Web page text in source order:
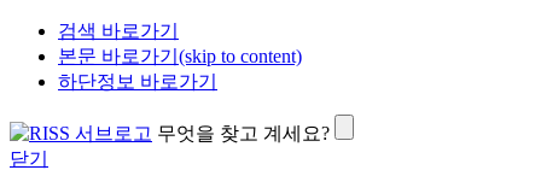
검색 바로가기
본문 바로가기(skip to content)
하단정보 바로가기
무엇을 찾고 계세요?
닫기